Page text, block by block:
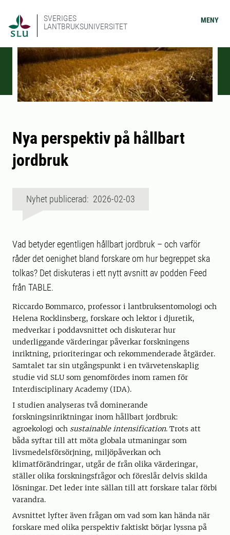
SVERIGES
LANTBRUKSUNIVERSITET
MENY
Nya perspektiv på hållbart
jordbruk
Nyhet publicerad: 2026-02-03
Vad betyder egentligen hållbart jordbruk – och varför
råder det oenighet bland forskare om hur begreppet ska
tolkas? Det diskuteras i ett nytt avsnitt av podden Feed
från TABLE.
Riccardo Bommarco, professor i lantbruksentomologi och
Helena Rocklinsberg, forskare och lektor i djuretik,
medverkar i poddavsnittet och diskuterar hur
underliggande värderingar påverkar forskningens
inriktning, prioriteringar och rekommenderade åtgärder.
Samtalet tar sin utgångspunkt i en tvärvetenskaplig
studie vid SLU som genomfördes inom ramen för
Interdisciplinary Academy (IDA).
I studien analyseras två dominerande
forskningsinriktningar inom hållbart jordbruk:
agroekologi och sustainable intensification. Trots att
båda syftar till att möta globala utmaningar som
livsmedelsförsörjning, miljöpåverkan och
klimatförändringar, utgår de från olika värderingar,
ställer olika forskningsfrågor och föreslår delvis skilda
lösningar. Det leder inte sällan till att forskare talar förbi
varandra.
Avsnittet lyfter även frågan om vad som kan hända när
forskare med olika perspektiv faktiskt börjar lyssna på